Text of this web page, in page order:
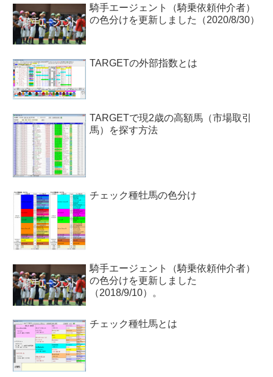
騎手エージェント（騎乗依頼仲介者）
の色分けを更新しました（2020/8/30）
TARGETの外部指数とは
TARGETで現2歳の高額馬（市場取引
馬）を探す方法
チェック種牡馬の色分け
騎手エージェント（騎乗依頼仲介者）
の色分けを更新しました
（2018/9/10）。
チェック種牡馬とは